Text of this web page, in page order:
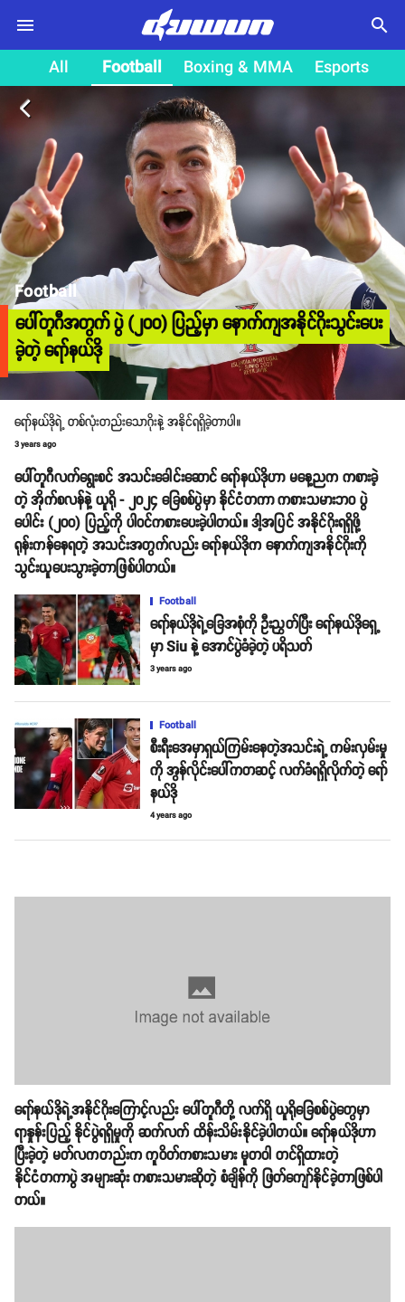
search
All Football Boxing & MMA Esports
arrow_back_ios
Football
ပေါ်တူဂီအတွက် ပွဲ (၂၀၀) ပြည့်မှာ နောက်ကျအနိုင်ဂိုးသွင်းပေး
ခဲ့တဲ့ ရော်နယ်ဒို
ရော်နယ်ဒိုရဲ့ တစ်လုံးတည်းသောဂိုးနဲ့ အနိုင်ရရှိခဲ့တာပါ။
3 years ago
ပေါ်တူဂီလက်ရွေးစင် အသင်းခေါင်းဆောင် ရော်နယ်ဒိုဟာ မနေ့ညက ကစားခဲ့
တဲ့ အိုက်စလန်နဲ့ ယူရို - ၂၀၂၄ ခြေစစ်ပွဲမှာ နိုင်ငံတကာ ကစားသမားဘဝ ပွဲ
ပေါင်း (၂၀၀) ပြည့်ကို ပါဝင်ကစားပေးခဲ့ပါတယ်။ ဒါ့အပြင် အနိုင်ဂိုးရရှိဖို့
ရုန်းကန်နေရတဲ့ အသင်းအတွက်လည်း ရော်နယ်ဒိုက နောက်ကျအနိုင်ဂိုးကို
သွင်းယူပေးသွားခဲ့တာဖြစ်ပါတယ်။
Football
‌ရော်နယ်ဒိုရဲ့ခြေအစုံကို ဦးညွှတ်ပြီး ရော်နယ်ဒိုရှေ့
မှာ Siu နဲ့ အောင်ပွဲခံခဲ့တဲ့ ပရိသတ်
3 years ago
Football
စီးရီးအေမှာရှယ်ကြမ်းနေတဲ့အသင်းရဲ့ ကမ်းလှမ်းမှု
ကို အွန်လိုင်းပေါ်ကတဆင့် လက်ခံရရှိလိုက်တဲ့ ရော်
နယ်ဒို
4 years ago
‌ရော်နယ်ဒိုရဲ့အနိုင်ဂိုးကြောင့်လည်း ပေါ်တူဂီတို့ လက်ရှိ ယူရိုခြေစစ်ပွဲတွေမှာ
ရာနှုန်းပြည့် နိုင်ပွဲရရှိမှုကို ဆက်လက် ထိန်းသိမ်းနိုင်ခဲ့ပါတယ်။ ရော်နယ်ဒိုဟာ
ပြီးခဲ့တဲ့ မတ်လကတည်းက ကူဝိတ်ကစားသမား မူတဝါ တင်ရှိထားတဲ့
နိုင်ငံတကာပွဲ အများဆုံး ကစားသမားဆိုတဲ့ စံချိန်ကို ဖြတ်ကျော်နိုင်ခဲ့တာဖြစ်ပါ
တယ်။